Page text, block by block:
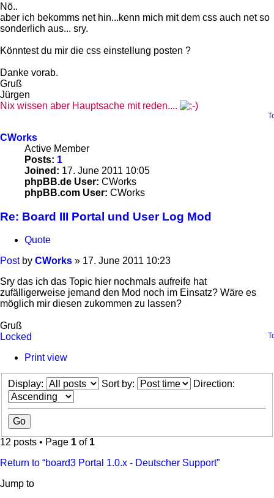
Nö..
aber ich bekomms net hin...kenn mich mit dem css auch net so
sonderlich aus... sry.
Könntest du mir die css einstellung posten ?
Danke vorab.
Gruß
Jürgen
Nix wissen aber Hauptsache mit reden....
CWorks
Active Member
Posts: 1
Joined: 17. June 2011 10:05
phpBB.de User: CWorks
phpBB.com User: CWorks
Re: Board III Portal und User Log Mod
Quote
Post by CWorks » 17. June 2011 10:23
Sry das ich das Topic hier nochmals aufreife hat
zufälligerweise jemand den Mod noch im Einsatz? Wäre es
möglich mir diesen zukommen zu lassen?
Gruß
Locked
Print view
Display: Sort by: Direction:
12 posts • Page 1 of 1
Return to “board3 Portal 1.0.x - Deutscher Support”
Jump to